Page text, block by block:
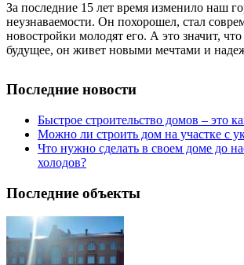
За последние 15 лет время изменило наш
неузнаваемости. Он похорошел, стал
новостройки молодят его. А это значит, что
будущее, он живет новыми мечтами и
Последние новости
Быстрое строительство домов – это
Можно ли строить дом на участке с
Что нужно сделать в своем доме до
холодов?
Последние объекты